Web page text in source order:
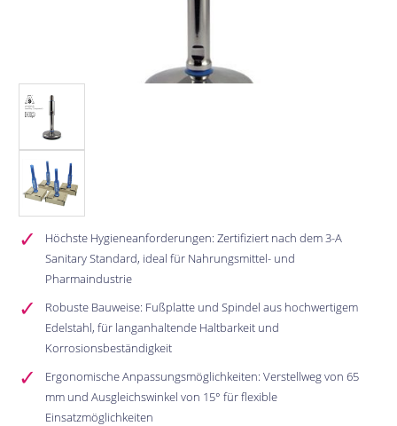
Höchste Hygieneanforderungen: Zertifiziert nach dem 3-A
Sanitary Standard, ideal für Nahrungsmittel- und
Pharmaindustrie
Robuste Bauweise: Fußplatte und Spindel aus hochwertigem
Edelstahl, für langanhaltende Haltbarkeit und
Korrosionsbeständigkeit
Ergonomische Anpassungsmöglichkeiten: Verstellweg von 65
mm und Ausgleichswinkel von 15° für flexible
Einsatzmöglichkeiten